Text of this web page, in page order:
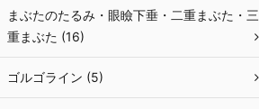
まぶたのたるみ・眼瞼下垂・二重まぶた・三
重まぶた (16)
ゴルゴライン (5)